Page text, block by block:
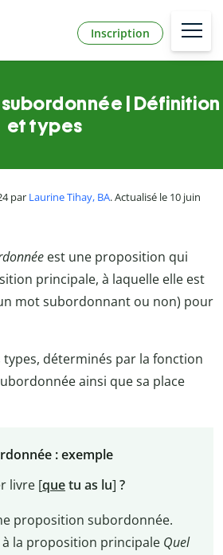
Inscription
| Définition
et types
par Laurine Tihay, BA. Actualisé le 10 juin
est une proposition qui
principale, à laquelle elle est
mot subordonnant ou non) pour
déterminés par la fonction
ainsi que sa place
: exemple
livre [quetu as lu] ?
proposition subordonnée.
à la proposition principale Quel